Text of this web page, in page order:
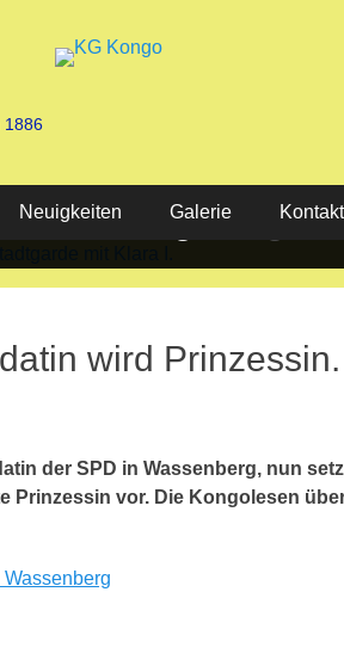
1886
Neuigkeiten Galerie Kontakt
KG Kongo
Stadtgarde mit
wird Prinzessin.
der SPD in Wassenberg, nun
Prinzessin vor. Die Kongolesen